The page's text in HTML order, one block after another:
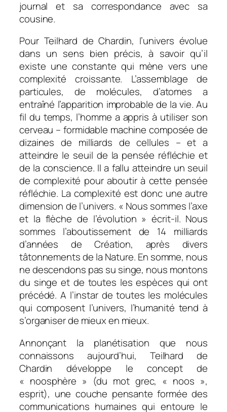
journal et sa correspondance avec sa
cousine.
Pour Teilhard de Chardin, l’univers évolue
dans un sens bien précis, à savoir qu’il
existe une constante qui mène vers une
complexité croissante. L’assemblage de
particules, de molécules, d’atomes a
entraîné l’apparition improbable de la vie. Au
fil du temps, l’homme a appris à utiliser son
cerveau – formidable machine composée de
dizaines de milliards de cellules – et a
atteindre le seuil de la pensée réfléchie et
de la conscience. Il a fallu atteindre un seuil
de complexité pour aboutir à cette pensée
réfléchie. La complexité est donc une autre
dimension de l’univers. « Nous sommes l’axe
et la flèche de l’évolution » écrit-il. Nous
sommes l’aboutissement de 14 milliards
d’années de Création, après divers
tâtonnements de la Nature. En somme, nous
ne descendons pas su singe, nous montons
du singe et de toutes les espèces qui ont
précédé. A l’instar de toutes les molécules
qui composent l’univers, l’humanité tend à
s’organiser de mieux en mieux.
Annonçant la planétisation que nous
connaissons aujourd’hui, Teilhard de
Chardin développe le concept de
« noosphère » (du mot grec, « noos »,
esprit), une couche pensante formée des
communications humaines qui entoure le